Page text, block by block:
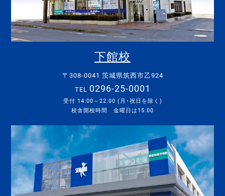
下館校
〒308-0041 茨城県筑西市乙924
TEL 0296-25-0001
受付 14:00～22:00 (月･祝日を除く)
校舎開校時間 金曜日は15:00